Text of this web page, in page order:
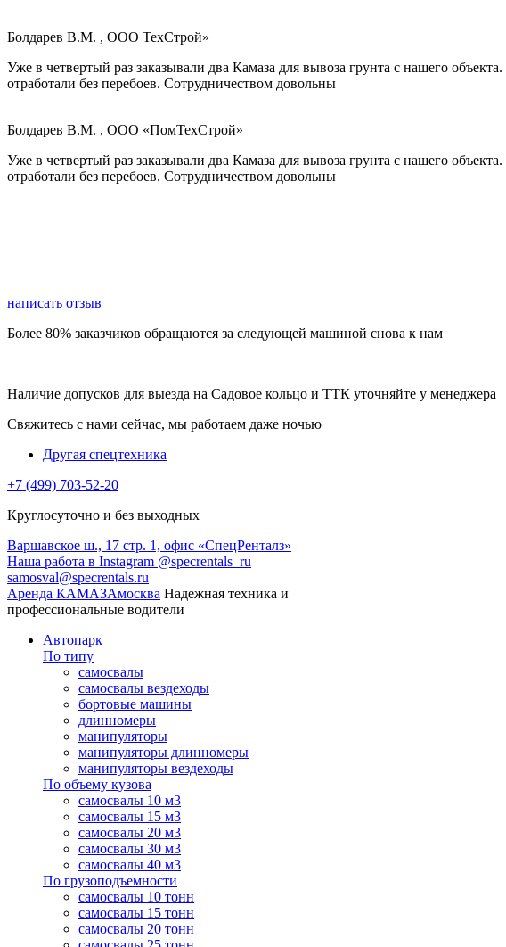
Болдарев В.М. , ООО ТехСтрой»
Уже в четвертый раз заказывали два Камаза для вывоза грунта с нашего
отработали без перебоев. Сотрудничеством довольны
Болдарев В.М. , ООО «ПомТехСтрой»
Уже в четвертый раз заказывали два Камаза для вывоза грунта с нашего
отработали без перебоев. Сотрудничеством довольны
написать отзыв
Более 80% заказчиков обращаются за следующей машиной снова к нам
Наличие допусков для выезда на Садовое кольцо и ТТК уточняйте у менеджера
Свяжитесь с нами сейчас, мы работаем даже ночью
Другая спецтехника
+7 (499) 703-52-20
Круглосуточно и без выходных
Варшавское ш., 17 стр. 1, офис «СпецРенталз»
Наша работа в Instagram @specrentals_ru
samosval@specrentals.ru
Аренда КАМАЗАмосква Надежная техника и
профессиональные водители
Автопарк
По типу
самосвалы
самосвалы вездеходы
бортовые машины
длинномеры
манипуляторы
манипуляторы длинномеры
манипуляторы вездеходы
По объему кузова
самосвалы 10 м3
самосвалы 15 м3
самосвалы 20 м3
самосвалы 30 м3
самосвалы 40 м3
По грузоподъемности
самосвалы 10 тонн
самосвалы 15 тонн
самосвалы 20 тонн